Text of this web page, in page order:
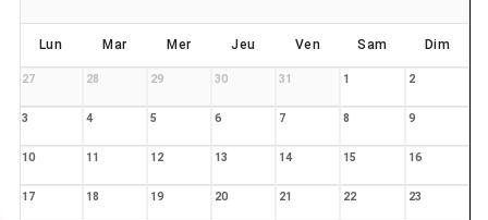
Lun Mar Mer Jeu Ven Sam Dim
27 28 29 30 31 1 2
3 4 5 6 7 8 9
10 11 12 13 14 15 16
17 18 19 20 21 22 23